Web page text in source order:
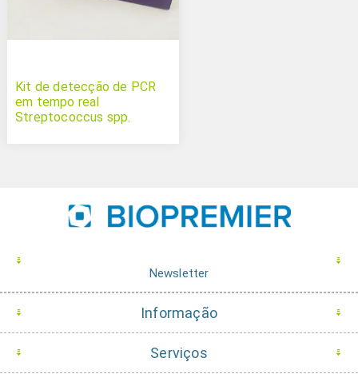
Kit de detecção de PCR
em tempo real
Streptococcus spp.
Newsletter
Informação
Serviços